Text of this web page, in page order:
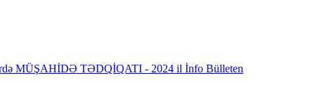
MÜŞAHİDƏ TƏDQİQATI - 2024 il İnfo Bülleten